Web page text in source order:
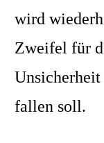
wird
Zweifel für
Unsicherheit
fallen soll.